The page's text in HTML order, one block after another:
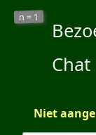
n = 1
Chat
Niet